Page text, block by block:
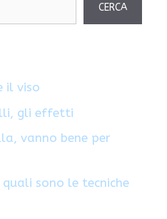
CERCA
il viso
gli effetti
vanno bene per
sono le tecniche